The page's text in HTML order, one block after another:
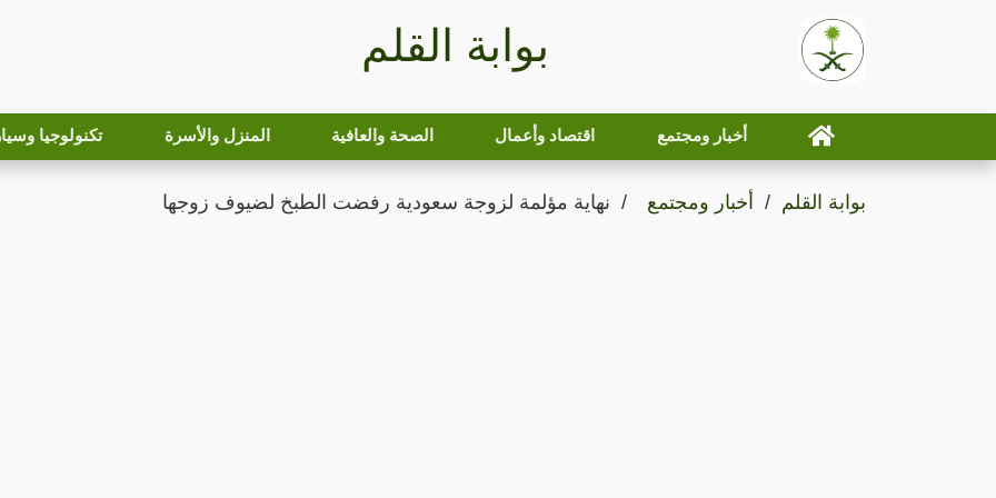
بوابة القلم
أخبار ومجتمع اقتصاد وأعمال الصحة والعافية المنزل والأسرة تكنولوجيا
بوابة القلم أخبار ومجتمع نهاية مؤلمة لزوجة سعودية رفضت الطبخ لضيوف زوجها